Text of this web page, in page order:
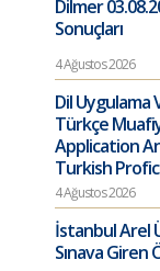
Dilmer
Sonuçları
4 Ağustos 2026
Dil Uygulama
Türkçe
Application
Turkish
4 Ağustos 2026
İstanbul Arel
Sınava Giren